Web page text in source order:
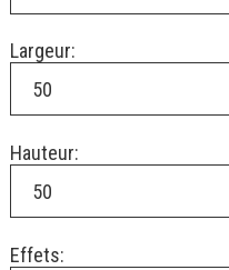
Largeur:
Hauteur:
Effets: